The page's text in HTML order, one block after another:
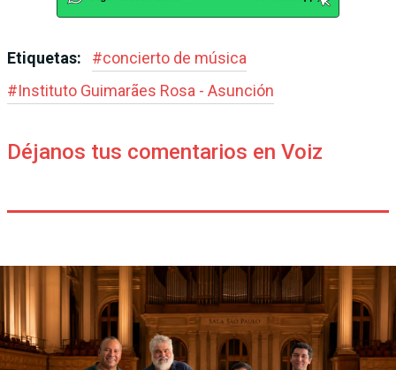
Etiquetas: #concierto de música
#Instituto Guimarães Rosa - Asunción
Déjanos tus comentarios en Voiz